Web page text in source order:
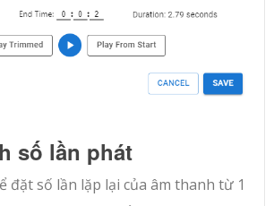
số lần phát
đặt số lần lặp lại của âm thanh từ 1